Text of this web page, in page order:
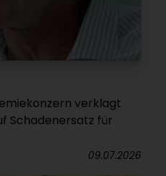
verklagt
Schadenersatz für
09.07.2026